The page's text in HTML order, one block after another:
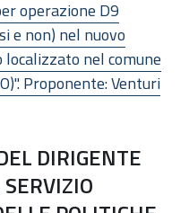
operazione D9
e non) nel nuovo
nel comune
Proponente: Venturi
DIRIGENTE